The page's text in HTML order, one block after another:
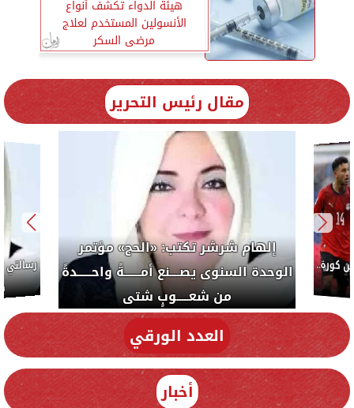
هيئة الدواء تكشف أنواع
الأنسولين المستخدم لعلاج
مرضى السكر
مقال رئيس التحرير
إلهام شرشر تكتب: دي مبقتش كورة..
دي سياسة
العدد الورقي
أخبار